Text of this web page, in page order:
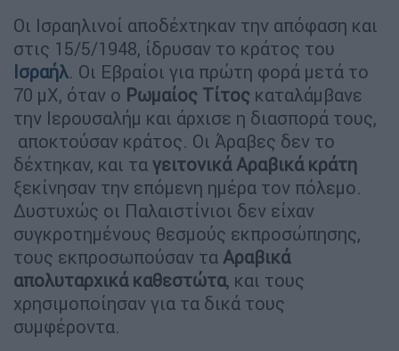
Οι Ισραηλινοί αποδέχτηκαν την απόφαση και
στις 15/5/1948, ίδρυσαν το κράτος του
Ισραήλ. Οι Εβραίοι για πρώτη φορά μετά το
70 μΧ, όταν ο Ρωμαίος Τίτος καταλάμβανε
την Ιερουσαλήμ και άρχισε η διασπορά τους,
αποκτούσαν κράτος. Οι Άραβες δεν το
δέχτηκαν, και τα γειτονικά Αραβικά κράτη
ξεκίνησαν την επόμενη ημέρα τον πόλεμο.
Δυστυχώς οι Παλαιστίνιοι δεν είχαν
συγκροτημένους θεσμούς εκπροσώπησης,
τους εκπροσωπούσαν τα Αραβικά
απολυταρχικά καθεστώτα, και τους
χρησιμοποίησαν για τα δικά τους
συμφέροντα.